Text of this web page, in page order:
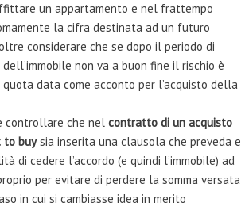
un appartamento e nel frattempo
la cifra destinata ad un futuro
considerare che se dopo il periodo di
non va a buon fine il rischio è
data come acconto per l’acquisto della
controllare che nel contratto di un acquisto
to buysia inserita una clausola che preveda e
di cedere l’accordo (e quindi l’immobile) ad
per evitare di perdere la somma versata
in cui si cambiasse idea in merito